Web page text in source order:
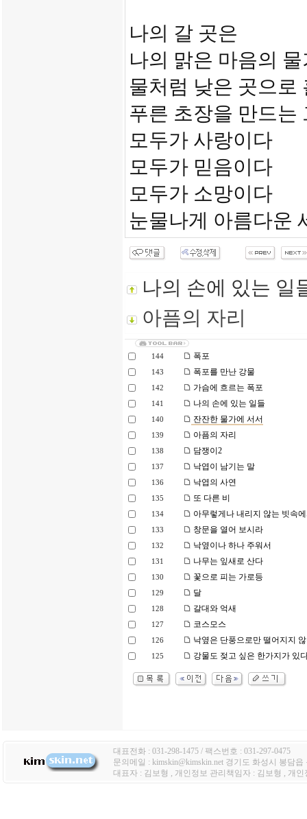
나의 갈 곳은
나의 맑은 마음의
물처럼 낮은 곳으로
푸른 초장을 만드는
모두가 사랑이다
모두가 믿음이다
모두가 소망이다
눈물나게 아름다운
나의 손에 있는 일
아픔의 자리
144 폭포
143 폭포를 만난 강물
142 가슴에 흐르는 폭포
141 나의 손에 있는 일들
140 잔잔한 물가에 서서
139 아픔의 자리
138 담쟁이2
137 낙엽이 남기는 말
136 낙엽의 사연
135 또 다른 비
134 아무렇게나 내리지 않는 빗속
133 창문을 열어 보시라
132 낙옆이나 하나 주워서
131 나무는 잎새로 산다
130 꽃으로 피는 가로등
129 달
128 갈대와 억새
127 코스모스
126 낙옆은 단풍으로만 떨어지지
125 강물도 젖고 싶은 한가지가 있
대표전화 : 031-298-1475 / 팩스번호 : 031-297-0475
문의메일 : kimskin@kimskin.net 경기도 화성시 봉담
대표자 : 김보형 , 개인정보 관리책임자 : 김보형 , 개